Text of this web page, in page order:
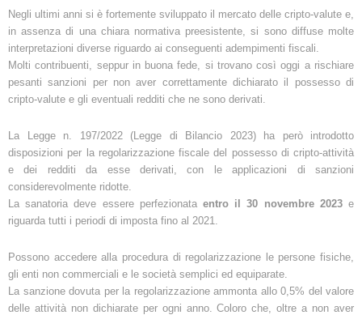
Negli ultimi anni si è fortemente sviluppato il mercato delle cripto-valute e,
in assenza di una chiara normativa preesistente, si sono diffuse molte
interpretazioni diverse riguardo ai conseguenti adempimenti fiscali.
Molti contribuenti, seppur in buona fede, si trovano così oggi a rischiare
pesanti sanzioni per non aver correttamente dichiarato il possesso di
cripto-valute e gli eventuali redditi che ne sono derivati.
La Legge n. 197/2022 (Legge di Bilancio 2023) ha però introdotto
disposizioni per la regolarizzazione fiscale del possesso di cripto-attività
e dei redditi da esse derivati, con le applicazioni di sanzioni
considerevolmente ridotte.
La sanatoria deve essere perfezionata entro il 30 novembre 2023e
riguarda tutti i periodi di imposta fino al 2021.
Possono accedere alla procedura di regolarizzazione le persone fisiche,
gli enti non commerciali e le società semplici ed equiparate.
La sanzione dovuta per la regolarizzazione ammonta allo 0,5% del valore
delle attività non dichiarate per ogni anno. Coloro che, oltre a non aver